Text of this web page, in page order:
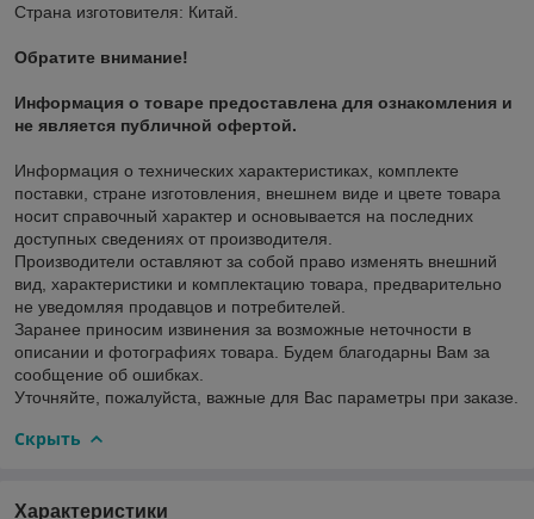
Страна изготовителя: Китай.
Обратите внимание!
Информация о товаре предоставлена для ознакомления и
не является публичной офертой.
Информация о технических характеристиках, комплекте
поставки, стране изготовления, внешнем виде и цвете товара
носит справочный характер и основывается на последних
доступных сведениях от производителя.
Производители оставляют за собой право изменять внешний
вид, характеристики и комплектацию товара, предварительно
не уведомляя продавцов и потребителей.
Заранее приносим извинения за возможные неточности в
описании и фотографиях товара. Будем благодарны Вам за
сообщение об ошибках.
Уточняйте, пожалуйста, важные для Вас параметры при заказе.
Скрыть
Характеристики